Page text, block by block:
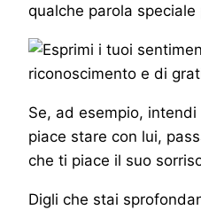
qualche parola
Se, ad esempio,
piace stare con lui,
che ti piace il suo
Digli che stai